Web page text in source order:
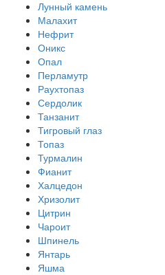
Лунный камень
Малахит
Нефрит
Оникс
Опал
Перламутр
Раухтопаз
Сердолик
Танзанит
Тигровый глаз
Топаз
Турмалин
Фианит
Халцедон
Хризолит
Цитрин
Чароит
Шпинель
Янтарь
Яшма